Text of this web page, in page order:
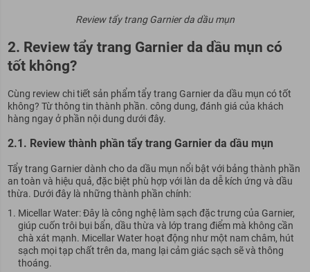
Review tẩy trang Garnier da dầu mụn
2. Review tẩy trang Garnier da dầu mụn có
tốt không?
Cùng review chi tiết sản phẩm tẩy trang Garnier da dầu mụn có tốt
không? Từ thông tin thành phần. công dung, đánh giá của khách
hàng ngay ở phần nội dung dưới đây.
2.1. Review thành phần tẩy trang Garnier da dầu mụn
Tẩy trang Garnier dành cho da dầu mụn nổi bật với bảng thành phần
an toàn và hiệu quả, đặc biệt phù hợp với làn da dễ kích ứng và dầu
thừa. Dưới đây là những thành phần chính:
Micellar Water: Đây là công nghệ làm sạch đặc trưng của Garnier,
giúp cuốn trôi bụi bẩn, dầu thừa và lớp trang điểm mà không cần
chà xát mạnh. Micellar Water hoạt động như một nam châm, hút
sạch mọi tạp chất trên da, mang lại cảm giác sạch sẽ và thông
thoáng.